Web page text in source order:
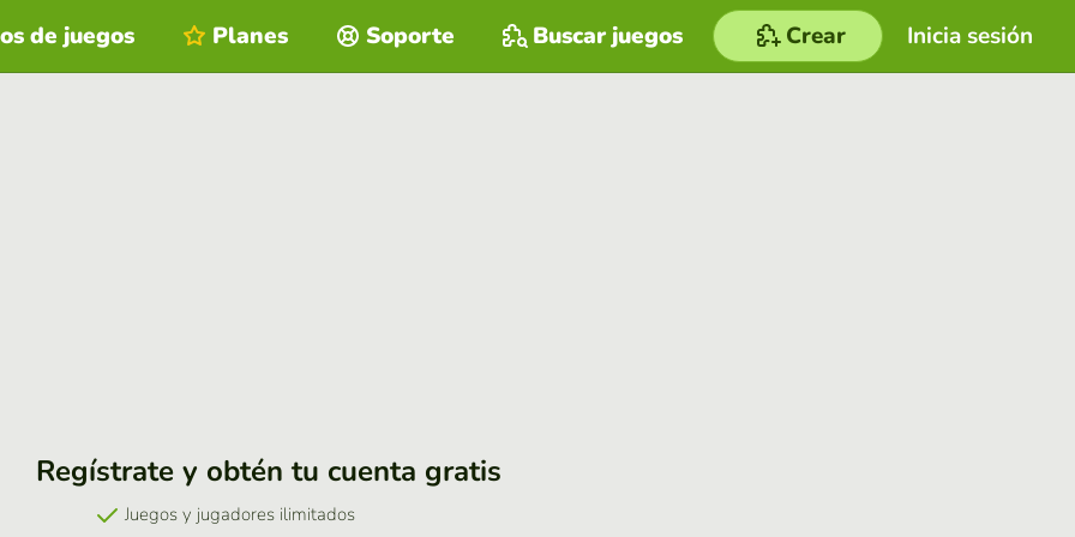
Inicia sesión
de juegos Planes Soporte Buscar juegos Crear
Regístrate y obtén tu cuenta gratis
Juegos y jugadores ilimitados